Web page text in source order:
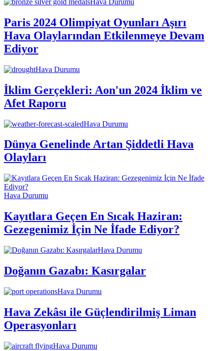
Hava Durumu
Paris 2024 Olimpiyat Oyunları Aşırı
Hava Olaylarından Etkilenmeye Devam
Ediyor
Hava Durumu
İklim Gerçekleri: Aon'un 2024 İklim ve
Afet Raporu
Hava Durumu
Dünya Genelinde Artan Şiddetli Hava
Olayları
Hava Durumu
Kayıtlara Geçen En Sıcak Haziran:
Gezegenimiz İçin Ne İfade Ediyor?
Hava Durumu
Doğanın Gazabı: Kasırgalar
Hava Durumu
Hava Zekâsı ile Güçlendirilmiş Liman
Operasyonları
Hava Durumu